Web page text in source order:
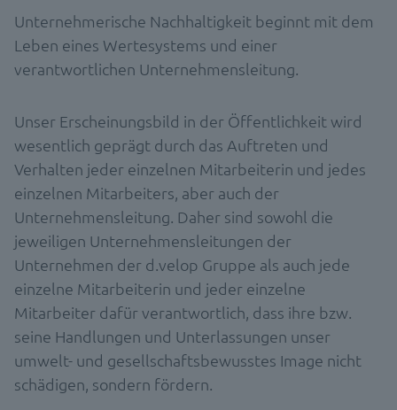
Unternehmerische Nachhaltigkeit beginnt mit dem
Leben eines Wertesystems und einer
verantwortlichen Unternehmensleitung.
Unser Erscheinungsbild in der Öffentlichkeit wird
wesentlich geprägt durch das Auftreten und
Verhalten jeder einzelnen Mitarbeiterin und jedes
einzelnen Mitarbeiters, aber auch der
Unternehmensleitung. Daher sind sowohl die
jeweiligen Unternehmensleitungen der
Unternehmen der d.velop Gruppe als auch jede
einzelne Mitarbeiterin und jeder einzelne
Mitarbeiter dafür verantwortlich, dass ihre bzw.
seine Handlungen und Unterlassungen unser
umwelt- und gesellschaftsbewusstes Image nicht
schädigen, sondern fördern.